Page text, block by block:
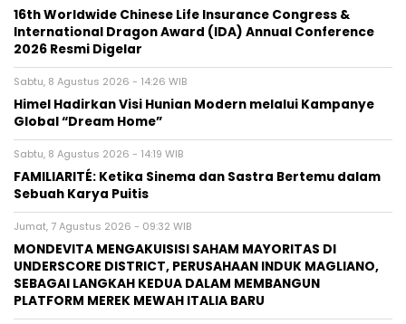
16th Worldwide Chinese Life Insurance Congress &
International Dragon Award (IDA) Annual Conference
2026 Resmi Digelar
Sabtu, 8 Agustus 2026 - 14:26 WIB
Himel Hadirkan Visi Hunian Modern melalui Kampanye
Global “Dream Home”
Sabtu, 8 Agustus 2026 - 14:19 WIB
FAMILIARITÉ: Ketika Sinema dan Sastra Bertemu dalam
Sebuah Karya Puitis
Jumat, 7 Agustus 2026 - 09:32 WIB
MONDEVITA MENGAKUISISI SAHAM MAYORITAS DI
UNDERSCORE DISTRICT, PERUSAHAAN INDUK MAGLIANO,
SEBAGAI LANGKAH KEDUA DALAM MEMBANGUN
PLATFORM MEREK MEWAH ITALIA BARU